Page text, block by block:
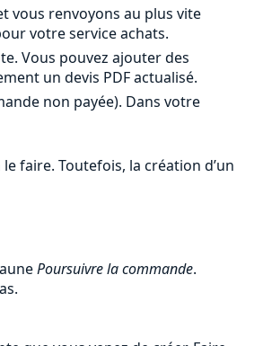
vous renvoyons au plus vite
votre service achats.
Vous pouvez ajouter des
un devis PDF actualisé.
non payée). Dans votre
faire. Toutefois, la création d’un
Poursuivre la commande.